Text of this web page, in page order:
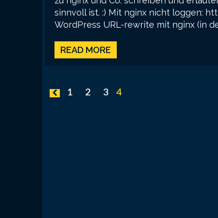
sinnvoll ist. :) Mit nginx nicht loggen:
WordPress URL-rewrite mit nginx (in
READ MORE
Posts
1 2 3 4